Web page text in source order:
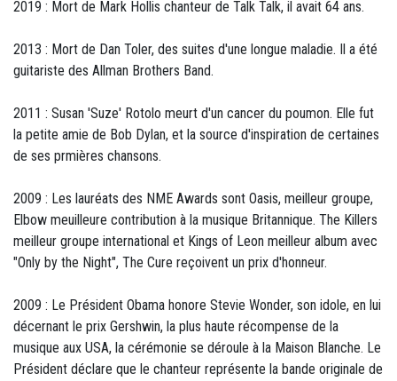
2019 : Mort de Mark Hollis chanteur de Talk Talk, il avait 64 ans.
2013 : Mort de Dan Toler, des suites d'une longue maladie. Il a été
guitariste des Allman Brothers Band.
2011 : Susan 'Suze' Rotolo meurt d'un cancer du poumon. Elle fut
la petite amie de Bob Dylan, et la source d'inspiration de certaines
de ses prmières chansons.
2009 : Les lauréats des NME Awards sont Oasis, meilleur groupe,
Elbow meuilleure contribution à la musique Britannique. The Killers
meilleur groupe international et Kings of Leon meilleur album avec
"Only by the Night", The Cure reçoivent un prix d'honneur.
2009 : Le Président Obama honore Stevie Wonder, son idole, en lui
décernant le prix Gershwin, la plus haute récompense de la
musique aux USA, la cérémonie se déroule à la Maison Blanche. Le
Président déclare que le chanteur représente la bande originale de